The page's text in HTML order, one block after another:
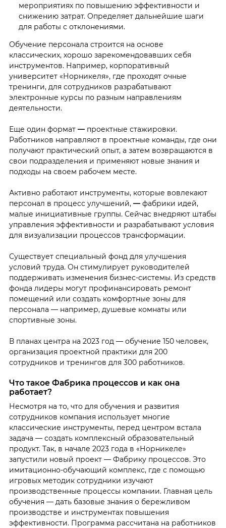
мероприятиях по повышению эффективности и
снижению затрат. Определяет дальнейшие шаги
для работы с отклонениями.
Обучение персонала строится на основе
классических, хорошо зарекомендовавших себя
инструментов. Например, корпоративный
университет «Норникеля», где проходят очные
тренинги, для сотрудников разрабатывают
электронные курсы по разным направлениям
деятельности.
Еще один формат —проектные стажировки.
Работников направляют в проектные команды, где они
получают практический опыт, а затем возвращаются в
свои подразделения и применяют новые знания и
подходы на своем рабочем месте.
Активно работают инструменты, которые вовлекают
персонал в процесс улучшений, —фабрики идей,
малые инициативные группы. Сейчас внедряют штабы
управления эффективности и разрабатывают условия
для визуализации процессов трансформации.
Существует специальный фонд для улучшения
условий труда. Он стимулирует руководителей
поддерживать изменения бизнес-системы. Из средств
фонда лидеры могут профинансировать ремонт
помещений или создать комфортные зоны для
персонала — например, душевые комнаты или
спортивные зоны.
В планах центра на 2023 год — обучение 150 человек,
организация проектной практики для 200
сотрудников и тренингов для 300 работников.
Что такое Фабрика процессов и как она
работает?
Несмотря на то, что для обучения и развития
сотрудников компания использует многие
классические инструменты, перед центром встала
задача — создать комплексный образовательный
продукт. Так, в начале 2023 года в «Норникеле»
запустили новый проект — Фабрику процессов. Это
имитационно-обучающий комплекс, где с помощью
игровых методик сотрудники изучают
производственные процессы компании. Главная цель
обучения — дать базовые знания о бережливом
производстве и инструментах повышения
эффективности. Программа рассчитана на работников